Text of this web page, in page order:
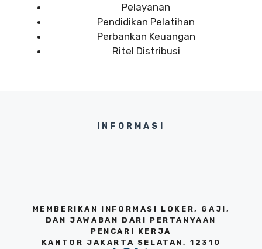
Pelayanan
Pendidikan Pelatihan
Perbankan Keuangan
Ritel Distribusi
INFORMASI
MEMBERIKAN INFORMASI LOKER, GAJI,
DAN JAWABAN DARI PERTANYAAN
PENCARI KERJA
KANTOR JAKARTA SELATAN, 12310